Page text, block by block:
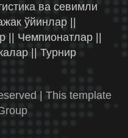
ва севимли
ўйинлар ||
|| Чемпионатлар ||
|| Турнир
| This template